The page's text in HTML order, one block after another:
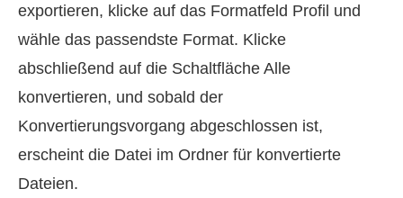
exportieren, klicke auf das Formatfeld Profil und
wähle das passendste Format. Klicke
abschließend auf die Schaltfläche Alle
konvertieren, und sobald der
Konvertierungsvorgang abgeschlossen ist,
erscheint die Datei im Ordner für konvertierte
Dateien.